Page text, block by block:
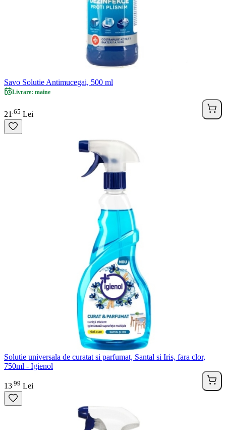
Savo Solutie Antimucegai, 500 ml
Livrare: maine
21 65 Lei
Solutie universala de curatat si parfumat, Santal si Iris, fara clor,
750ml - Igienol
13 99 Lei